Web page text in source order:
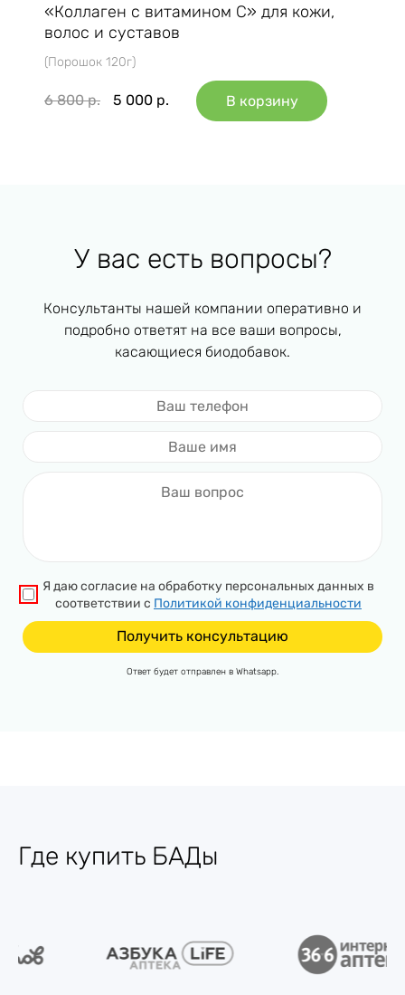
«Коллаген с витамином С» для кожи,
волос и суставов
(Порошок 120г)
6 800р. 5 000 р. В корзину
У вас есть вопросы?
Консультанты нашей компании оперативно и
подробно ответят на все ваши вопросы,
касающиеся биодобавок.
Я даю согласие на обработку персональных данных в
соответствии с Политикой конфиденциальности
Ответ будет отправлен в Whatsapp.
Где купить БАДы